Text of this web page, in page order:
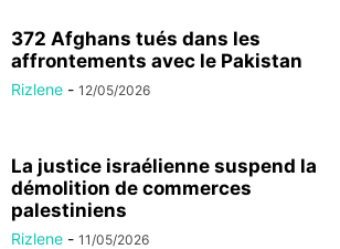
372 Afghans tués dans les
affrontements avec le Pakistan
Rizlene - 12/05/2026
La justice israélienne suspend la
démolition de commerces
palestiniens
Rizlene - 11/05/2026